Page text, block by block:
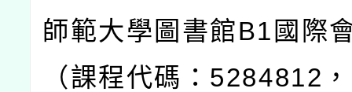
師範大學圖書館B1 國際
（課程代碼： 5284812